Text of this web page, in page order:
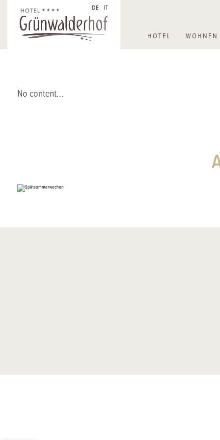
DE IT
HOTEL
Gute Gründe Zimmer &
No content...